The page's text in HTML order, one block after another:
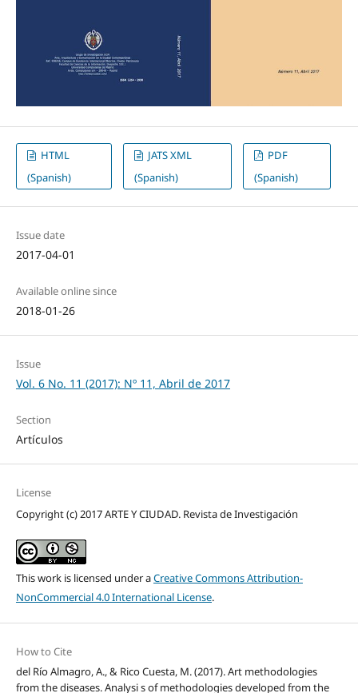
HTML
(Spanish)
JATS XML
(Spanish)
PDF
(Spanish)
Issue date
2017-04-01
Available online since
2018-01-26
Issue
Vol. 6 No. 11 (2017): Nº 11, Abril de 2017
Section
Artículos
License
Copyright (c) 2017 ARTE Y CIUDAD. Revista de Investigación
This work is licensed under aCreative Commons Attribution-
NonCommercial 4.0 International License.
How to Cite
del Río Almagro, A., & Rico Cuesta, M. (2017). Art methodologies
from the diseases. Analysi s of methodologies developed from the